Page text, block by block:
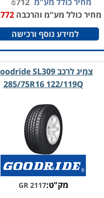
מחיר כולל מע"מ והרכבה
₪772
למידע נוסף ורכישה
צמיג לרכב Goodride SL309
285/75R16 122/119Q
מק"ט:GR 2117